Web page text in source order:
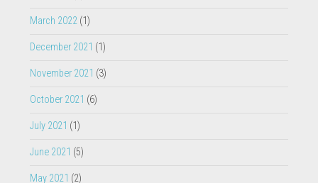
March 2022(1)
December 2021 (1)
November 2021 (3)
October 2021 (6)
July 2021 (1)
June 2021 (5)
May 2021 (2)